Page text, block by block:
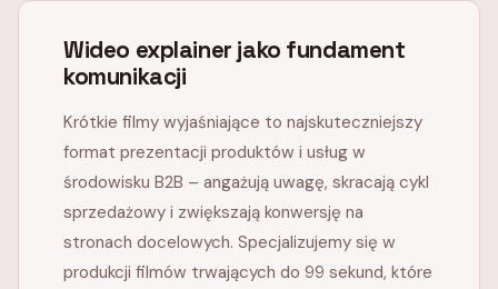
Wideo explainer jako fundament
komunikacji
Krótkie filmy wyjaśniające to najskuteczniejszy
format prezentacji produktów i usług w
środowisku B2B – angażują uwagę, skracają cykl
sprzedażowy i zwiększają konwersję na
stronach docelowych. Specjalizujemy się w
produkcji filmów trwających do 99 sekund, które